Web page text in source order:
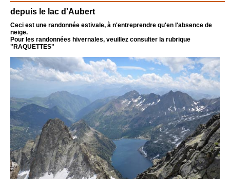
depuis le lac d'Aubert
Ceci est une randonnée estivale, à n'entreprendre qu'en l'absence de
neige.
Pour les randonnées hivernales, veuillez consulter la rubrique
"RAQUETTES"